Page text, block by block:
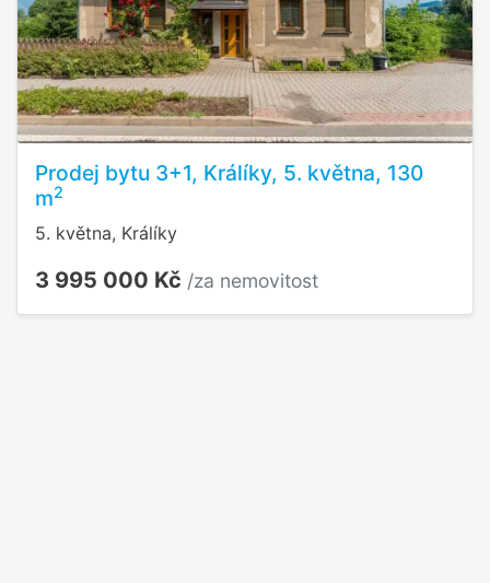
Prodej bytu 3+1, Králíky, 5. května, 130
m2
5. května, Králíky
3 995 000 Kč /za nemovitost